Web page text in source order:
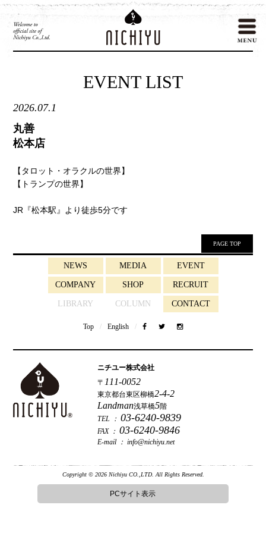
EVENT LIST
2026.07.1
丸善
松本店
【タロット・オラクルの世界】
【トランプの世界】
JR『松本駅』より徒歩5分です
PAGE TOP
NEWS MEDIA EVENT
COMPANY SHOP RECRUIT
LIBRARY COLUMN CONTACT
Top / English /
ニチユー株式会社
〒 111-0052
東京都台東区柳橋2-4-2
Landman浅草橋5階
TEL ： 03-6240-9839
FAX ： 03-6240-9846
E-mail ： info@nichiyu.net
Copyright © 2026 Nichiyu CO.,LTD. All Rights Reserved.
PCサイト表示